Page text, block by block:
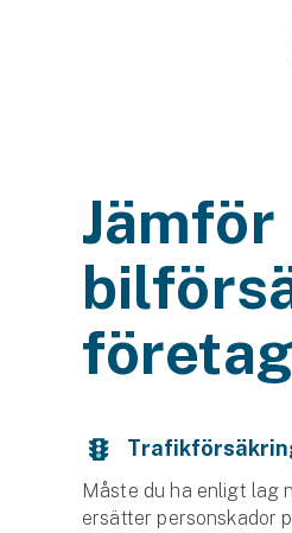
Jämför
företag
Måste du ha enligt lag
ersätter personskador